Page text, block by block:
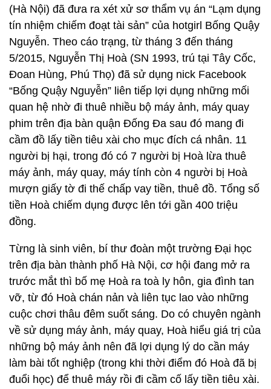
(Hà Nội) đã đưa ra xét xử sơ thẩm vụ án “Lạm dụng
tín nhiệm chiếm đoạt tài sản” của hotgirl Bống Quậy
Nguyễn. Theo cáo trạng, từ tháng 3 đến tháng
5/2015, Nguyễn Thị Hoà (SN 1993, trú tại Tây Cốc,
Đoan Hùng, Phú Thọ) đã sử dụng nick Facebook
“Bống Quậy Nguyễn” liên tiếp lợi dụng những mối
quan hệ nhờ đi thuê nhiều bộ máy ảnh, máy quay
phim trên địa bàn quận Đống Đa sau đó mang đi
cầm đồ lấy tiền tiêu xài cho mục đích cá nhân. 11
người bị hại, trong đó có 7 người bị Hoà lừa thuê
máy ảnh, máy quay, máy tính còn 4 người bị Hoà
mượn giấy tờ đi thế chấp vay tiền, thuê đồ. Tổng số
tiền Hoà chiếm dụng được lên tới gần 400 triệu
đồng.
Từng là sinh viên, bí thư đoàn một trường Đại học
trên địa bàn thành phố Hà Nội, cơ hội đang mở ra
trước mắt thì bố mẹ Hoà ra toà ly hôn, gia đình tan
vỡ, từ đó Hoà chán nản và liên tục lao vào những
cuộc chơi thâu đêm suốt sáng. Do có chuyên ngành
về sử dụng máy ảnh, máy quay, Hoà hiểu giá trị của
những bộ máy ảnh nên đã lợi dụng lý do cần máy
làm bài tốt nghiệp (trong khi thời điểm đó Hoà đã bị
đuổi học) để thuê máy rồi đi cầm cố lấy tiền tiêu xài.